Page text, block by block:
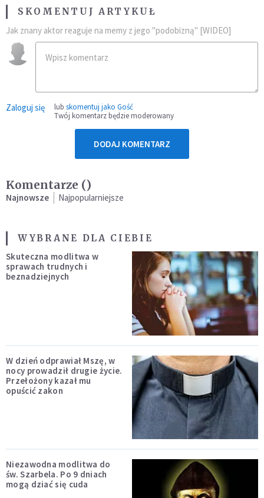
SKOMENTUJ ARTYKUŁ
Jak znany aktor reaguje na memy z jego "podobizną" [WIDEO]
Zaloguj się lub skomentuj jako Gość
Twój komentarz będzie moderowany
DODAJ KOMENTARZ
Komentarze ()
Najnowsze Najpopularniejsze
WYBRANE DLA CIEBIE
Skuteczna modlitwa w
sprawach trudnych i
beznadziejnych
W dzień odprawiał Mszę, w
nocy prowadził drugie życie.
Przełożony kazał mu
opuścić zakon
Niezawodna modlitwa do
św. Szarbela. Po 9 dniach
mogą dziać się cuda